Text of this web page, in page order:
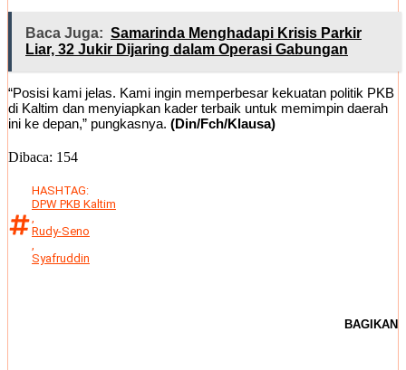
Baca Juga: Samarinda Menghadapi Krisis Parkir
Liar, 32 Jukir Dijaring dalam Operasi Gabungan
“Posisi kami jelas. Kami ingin memperbesar kekuatan politik PKB
di Kaltim dan menyiapkan kader terbaik untuk memimpin daerah
ini ke depan,” pungkasnya. (Din/Fch/Klausa)
Dibaca: 154
HASHTAG:
DPW PKB Kaltim
,
Rudy-Seno
,
Syafruddin
BAGIKAN